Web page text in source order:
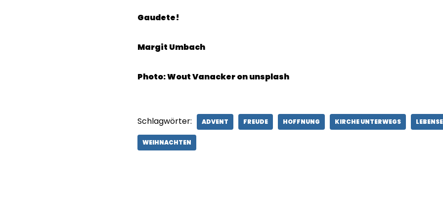
Gaudete!
Margit Umbach
Photo: Wout Vanacker on unsplash
Schlagwörter: ADVENT FREUDE HOFFNUNG KIRCHE UNTERWEGS
WEIHNACHTEN